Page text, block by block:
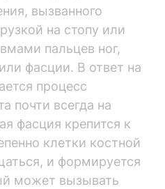
вызванного
на стопу или
пальцев ног,
фасции. В ответ на
процесс
почти всегда на
фасция крепится к
клетки костной
и формируется
может вызывать